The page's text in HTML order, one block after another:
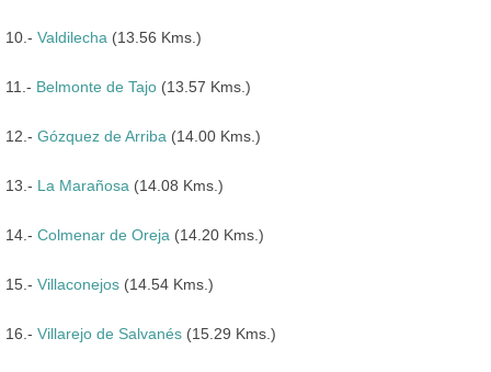
10.- Valdilecha (13.56 Kms.)
11.- Belmonte de Tajo (13.57 Kms.)
12.- Gózquez de Arriba (14.00 Kms.)
13.- La Marañosa (14.08 Kms.)
14.- Colmenar de Oreja (14.20 Kms.)
15.- Villaconejos (14.54 Kms.)
16.- Villarejo de Salvanés (15.29 Kms.)